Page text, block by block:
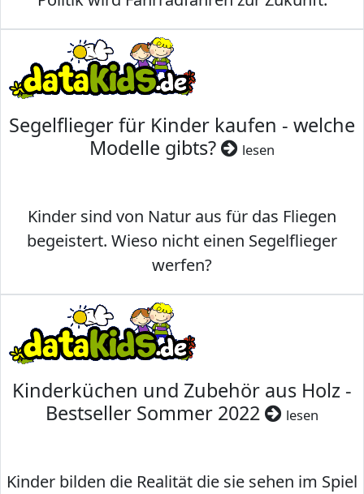
Segelflieger für Kinder kaufen - welche
Modelle gibts?
lesen
Kinder sind von Natur aus für das Fliegen
begeistert. Wieso nicht einen Segelflieger
werfen?
Kinderküchen und Zubehör aus Holz -
Bestseller Sommer 2022
lesen
Kinder bilden die Realität die sie sehen im Spiel